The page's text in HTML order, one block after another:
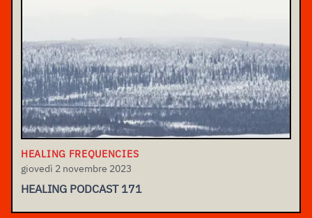
HEALING FREQUENCIES
giovedì 2 novembre 2023
HEALING PODCAST 171